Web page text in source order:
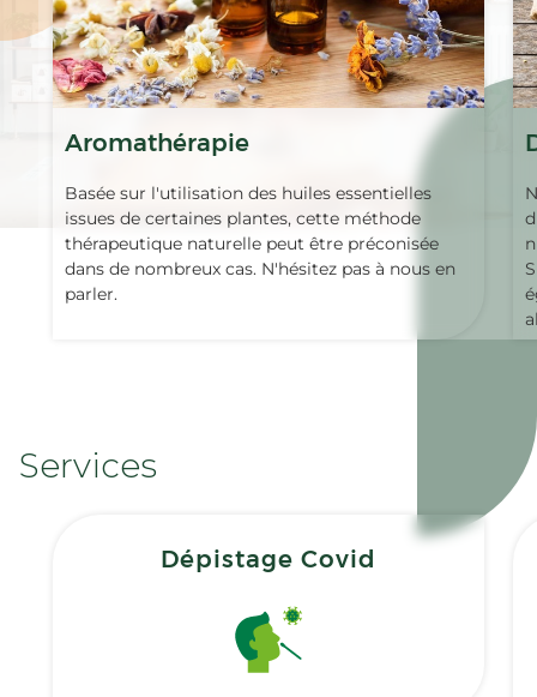
Aromathérapie
Basée sur l'utilisation des huiles essentielles
issues de certaines plantes, cette méthode
thérapeutique naturelle peut être préconisée
dans de nombreux cas. N'hésitez pas à nous en
parler.
Services
Dépistage Covid